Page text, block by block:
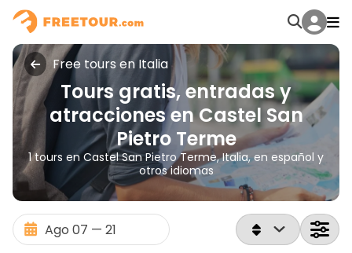
Free tours en Italia
Tours gratis, entradas y
atracciones en Castel San
Pietro Terme
1 tours en Castel San Pietro Terme, Italia, en español y
otros idiomas